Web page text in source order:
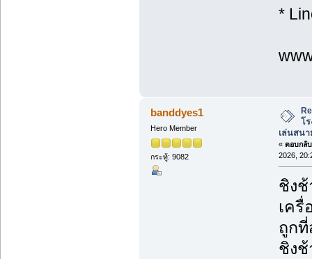
*
banddyes1
Hero Member
กระทู้: 9082
โ
เล่นสนา
« ตอบกลั
2026,
ชิงช้
เครื่
ถูกที่
ชิงช้